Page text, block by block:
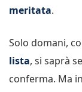
meritata.
Solo domani,
lista, si saprà
conferma. Ma